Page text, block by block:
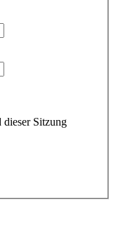
dieser Sitzung